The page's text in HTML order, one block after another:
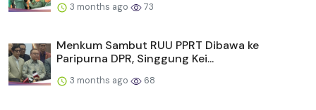
3 months ago 73
Menkum Sambut RUU PPRT Dibawa ke
Paripurna DPR, Singgung Kei...
3 months ago 68